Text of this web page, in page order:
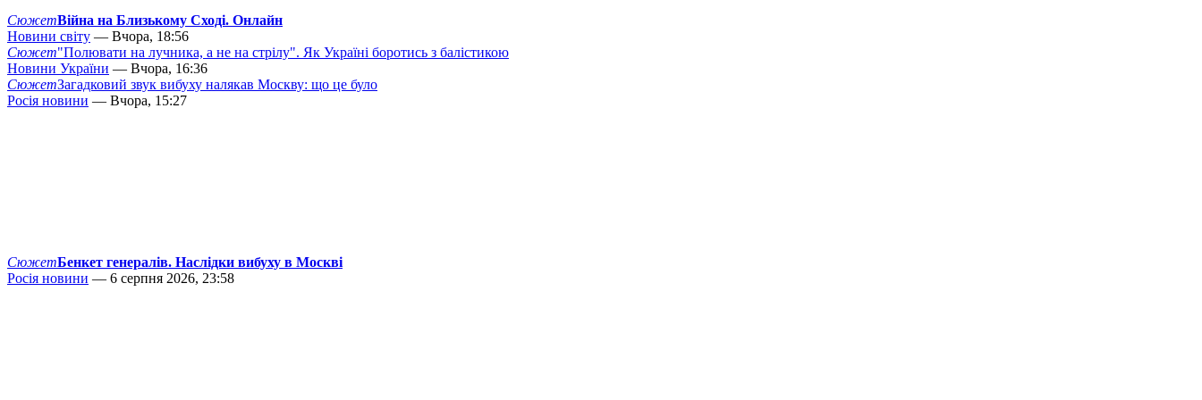
СюжетВійна на Близькому Сході. Онлайн
Новини світу — Вчора, 18:56
Сюжет"Полювати на лучника, а не на стрілу". Як Україні боротись з балістикою
Новини України — Вчора, 16:36
СюжетЗагадковий звук вибуху налякав Москву: що це було
Росія новини — Вчора, 15:27
СюжетБенкет генералів. Наслідки вибуху в Москві
Росія новини — 6 серпня 2026, 23:58